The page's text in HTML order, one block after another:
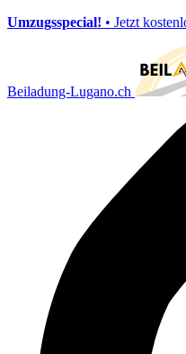
Umzugsspecial! • Jetzt
Beiladung-Lugano.ch